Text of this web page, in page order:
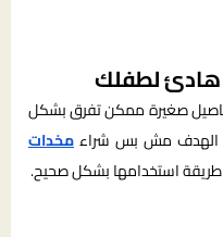
هادئ لطفلك
تفاصيل صغيرة ممكن تفرق بشكل
الهدف مش بس شراءمخدات
استخدامها بشكل صحيح.